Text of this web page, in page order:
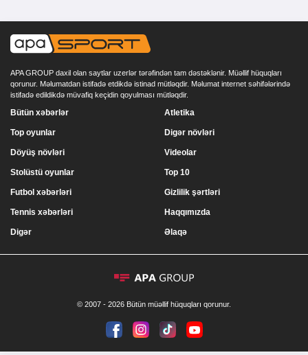
APA GROUP daxil olan saytlar uzerlər tərəfindən tam dəstəklənir. Müəllif hüquqları
qorunur. Məlumatdan istifadə etdikdə istinad mütləqdir. Məlumat internet səhifələrində
istifadə edildikdə müvafiq keçidin qoyulması mütləqdir.
Bütün xəbərlər
Top oyunlar
Döyüş növləri
Stolüstü oyunlar
Atletika
Digər növləri
Videolar
Top 10
Futbol xəbərləri
Tennis xəbərləri
Digər
Gizlilik şərtləri
Haqqımızda
Əlaqə
© 2007 - 2026 Bütün müəllif hüquqları qorunur.